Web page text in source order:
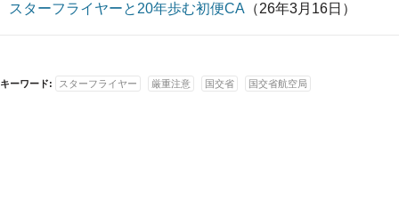
スターフライヤーと20年歩む初便CA （26年3月16日）
キーワード: スターフライヤー 厳重注意 国交省 国交省航空局